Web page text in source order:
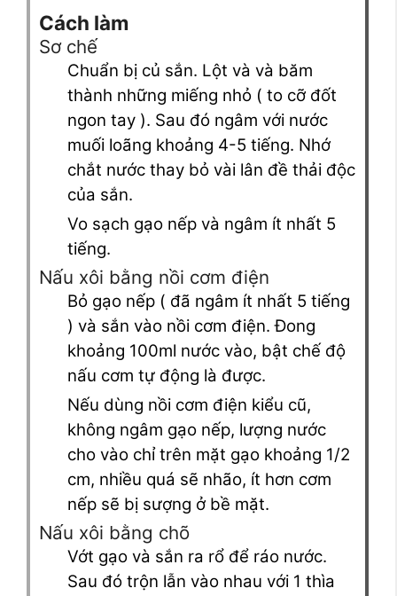
Cách làm
Sơ chế
Chuẩn bị củ sắn. Lột và và băm
thành những miếng nhỏ ( to cỡ đốt
ngon tay ). Sau đó ngâm với nước
muối loãng khoảng 4-5 tiếng. Nhớ
chắt nước thay bỏ vài lân đề thải độc
của sắn.
Vo sạch gạo nếp và ngâm ít nhất 5
tiếng.
Nấu xôi bằng nồi cơm điện
Bỏ gạo nếp ( đã ngâm ít nhất 5 tiếng
) và sắn vào nồi cơm điện. Đong
khoảng 100ml nước vào, bật chế độ
nấu cơm tự động là được.
Nếu dùng nồi cơm điện kiểu cũ,
không ngâm gạo nếp, lượng nước
cho vào chỉ trên mặt gạo khoảng 1/2
cm, nhiều quá sẽ nhão, ít hơn cơm
nếp sẽ bị sượng ở bề mặt.
Nấu xôi bằng chõ
Vớt gạo và sắn ra rổ để ráo nước.
Sau đó trộn lẫn vào nhau với 1 thìa